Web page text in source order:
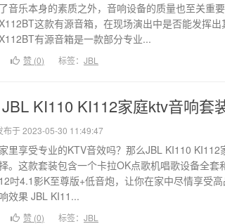
音乐本身的素质之外，音响设备的质量也至关重
这款有源音箱，在现场演出中是否能发挥
有源音箱是一款部分专业...
赞 (0) 标签： JBL
JBL KI110 KI112家庭ktv音响套
布于 2023-05-30 11:49:47
里享受专业的KTV音效吗？那么JBL KI110 KI112
。这款套装包含一个卡拉OK点歌机唱歌设备全套
吋4.1影K至尊版+低音炮，让你在家中尽情享受
效果 JBL KI11...
赞 (0) 标签： JBL